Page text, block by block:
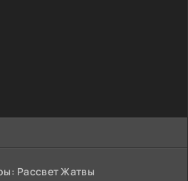
Рассвет Жатвы